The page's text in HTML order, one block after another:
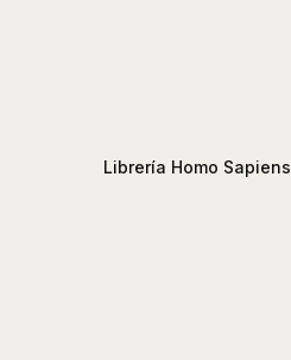
Librería Homo Sapiens